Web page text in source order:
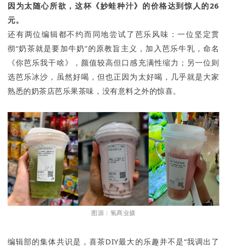
因为太随心所欲，这杯《妙蛙种汁》的价格达到惊人的26
元。
还有两位编辑都不约而同地尝试了芭乐风味：一位坚定贯
彻“奶茶就是要加牛奶”的原教旨主义，加入芭乐牛乳，命名
《你芭乐我干啥》，颜值较高但口感充满性缩力；另一位则
选芭乐冰沙，虽然好喝，但也正因为太好喝，几乎就是大家
熟悉的奶茶店芭乐果茶味，没有意料之外的惊喜。
图源：氢商业摄
编辑部的集体共识是，喜茶DIY最大的乐趣并不是“我调出了